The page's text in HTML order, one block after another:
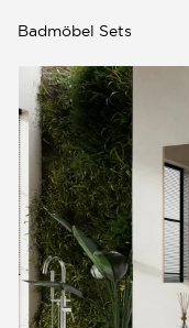
Badmöbel Sets